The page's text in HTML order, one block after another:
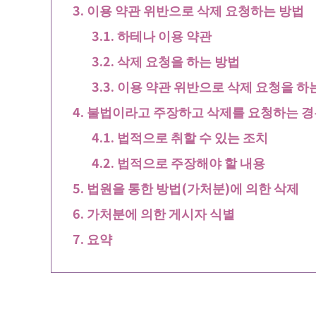
이용 약관 위반으로 삭제 요청하는 방법
하테나 이용 약관
삭제 요청을 하는 방법
이용 약관 위반으로 삭제 요청을 하
불법이라고 주장하고 삭제를 요청하는
법적으로 취할 수 있는 조치
법적으로 주장해야 할 내용
법원을 통한 방법(가처분)에 의한 삭제
가처분에 의한 게시자 식별
요약